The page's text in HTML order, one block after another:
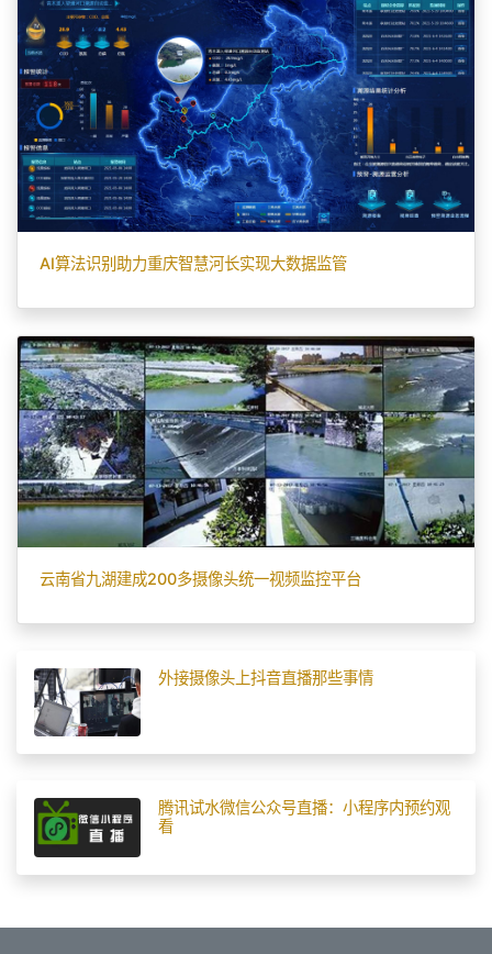
AI算法识别助力重庆智慧河长实现大数据监管
云南省九湖建成200多摄像头统一视频监控平台
外接摄像头上抖音直播那些事情
腾讯试水微信公众号直播：小程序内预约观
看